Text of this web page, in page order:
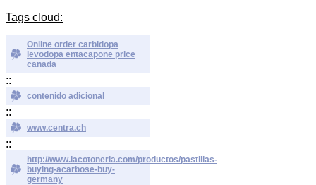
Tags cloud:
Online order carbidopa
levodopa entacapone price
canada
::
contenido adicional
::
www.centra.ch
::
http://www.lacotoneria.com/productos/pastillas-
buying-acarbose-buy-
germany